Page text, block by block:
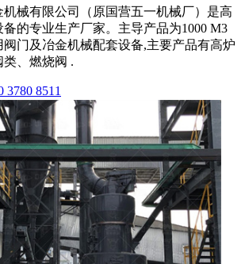
机械有限公司（原国营五一机械厂）是高
的专业生产厂家。主导产品为1000 M3
门及冶金机械配套设备,主要产品有高炉
、燃烧阀 .
3780 8511